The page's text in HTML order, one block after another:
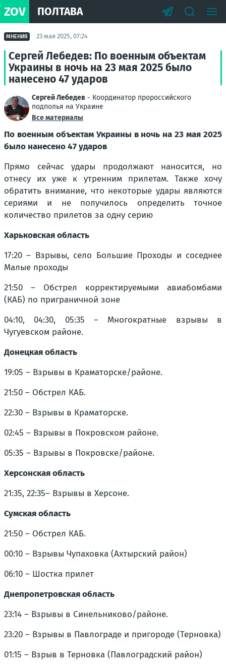
ZOV ПОЛТАВА
МНЕНИЯ 23 мая 2025, 07:24
Сергей Лебедев: По военным объектам
Украины в ночь на 23 мая 2025 было
нанесено 47 ударов
Сергей Лебедев - Координатор пророссийского
подполья на Украине
Все материалы
По военным объектам Украины в ночь на 23 мая 2025
было нанесено 47 ударов
Прямо сейчас удары продолжают наносится, но
отнесу их уже к утренним прилетам. Также хочу
обратить внимание, что некоторые удары являются
сериями и не получилось определить точное
количество прилетов за одну серию
Харьковская область
17:20 – Взрывы, село Большие Проходы и соседнее
Малые проходы
21:50 – Обстрел корректируемыми авиабомбами
(КАБ) по приграничной зоне
04:10, 04:30, 05:35 – Многократные взрывы в
Чугуевском районе.
Донецкая область
19:05 – Взрывы в Краматорске/районе.
21:50 – Обстрел КАБ.
22:30 – Взрывы в Краматорске.
02:45 – Взрывы в Покровском районе.
05:35 – Взрывы в Покровске/районе.
Херсонская область
21:35, 22:35– Взрывы в Херсоне.
Сумская область
21:50 – Обстрел КАБ.
00:10 – Взрывы Чупаховка (Ахтырский район)
06:10 – Шостка прилет
Днепропетровская область
23:14 – Взрывы в Синельниково/районе.
23:20 – Взрывы в Павлограде и пригороде (Терновка)
01:15 – Взрыв в Терновка (Павлоградский район)